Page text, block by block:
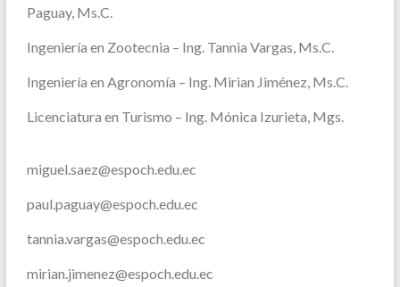
Paguay, Ms.C.
Ingeniería en Zootecnia – Ing. Tannia Vargas, Ms.C.
Ingeniería en Agronomía – Ing. Mirian Jiménez, Ms.C.
Licenciatura en Turismo – Ing. Mónica Izurieta, Mgs.
miguel.saez@espoch.edu.ec
paul.paguay@espoch.edu.ec
tannia.vargas@espoch.edu.ec
mirian.jimenez@espoch.edu.ec